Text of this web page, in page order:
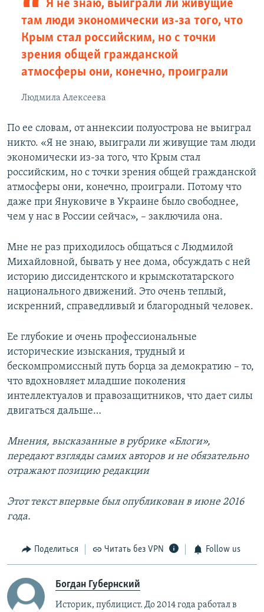
Я не знаю, выиграли ли живущие
там люди экономически из-за того, что
Крым стал российским, но с точки
зрения общей гражданской
атмосферы они, конечно, проиграли
Людмила Алексеева
По ее словам, от аннексии полуострова не выиграл
никто. «Я не знаю, выиграли ли живущие там люди
экономически из-за того, что Крым стал
российским, но с точки зрения общей гражданской
атмосферы они, конечно, проиграли. Потому что
даже при Януковиче в Украине было свободнее,
чем у нас в России сейчас», – заключила она.
Мне не раз приходилось общаться с Людмилой
Михайловной, бывать у нее дома, обсуждать с ней
историю диссидентского и крымскотатарского
национального движений. Это очень теплый,
искренний, справедливый и благородный человек.
Ее глубокие и очень профессиональные
исторические изыскания, трудный и
бескомпромиссный путь борца за демократию – то,
что вдохновляет младшие поколения
интеллектуалов и правозащитников, что дает силы
двигаться дальше…
Мнения, высказанные в рубрике «Блоги»,
передают взгляды самих авторов и не обязательно
отражают позицию редакции
Этот текст впервые был опубликован в июне 2016
года.
Поделиться Читать без VPN Follow us
Богдан Губернский
Историк, публицист. До 2014 года работал в